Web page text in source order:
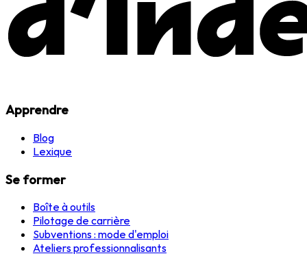
Apprendre
Blog
Lexique
Se former
Boîte à outils
Pilotage de carrière
Subventions : mode d'emploi
Ateliers professionnalisants